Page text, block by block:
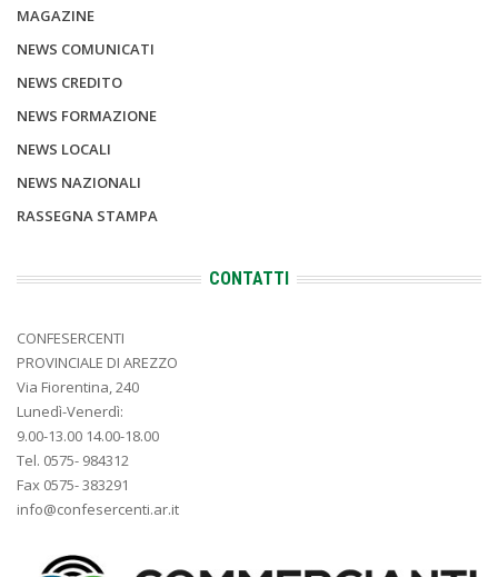
MAGAZINE
NEWS COMUNICATI
NEWS CREDITO
NEWS FORMAZIONE
NEWS LOCALI
NEWS NAZIONALI
RASSEGNA STAMPA
CONTATTI
CONFESERCENTI
PROVINCIALE DI AREZZO
Via Fiorentina, 240
Lunedì-Venerdì:
9.00-13.00 14.00-18.00
Tel. 0575- 984312
Fax 0575- 383291
info@confesercenti.ar.it